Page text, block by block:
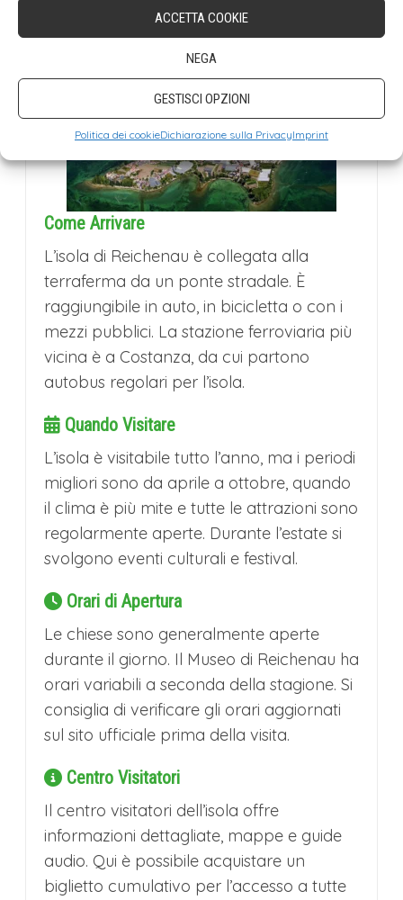
ACCETTA COOKIE
NEGA
GESTISCI OPZIONI
Politica dei cookieDichiarazione sulla PrivacyImprint
Informazioni pratiche
Come Arrivare
L’isola di Reichenau è collegata alla
terraferma da un ponte stradale. È
raggiungibile in auto, in bicicletta o con i
mezzi pubblici. La stazione ferroviaria più
vicina è a Costanza, da cui partono
autobus regolari per l’isola.
Quando Visitare
L’isola è visitabile tutto l’anno, ma i periodi
migliori sono da aprile a ottobre, quando
il clima è più mite e tutte le attrazioni sono
regolarmente aperte. Durante l’estate si
svolgono eventi culturali e festival.
Orari di Apertura
Le chiese sono generalmente aperte
durante il giorno. Il Museo di Reichenau ha
orari variabili a seconda della stagione. Si
consiglia di verificare gli orari aggiornati
sul sito ufficiale prima della visita.
Centro Visitatori
Il centro visitatori dell’isola offre
informazioni dettagliate, mappe e guide
audio. Qui è possibile acquistare un
biglietto cumulativo per l’accesso a tutte